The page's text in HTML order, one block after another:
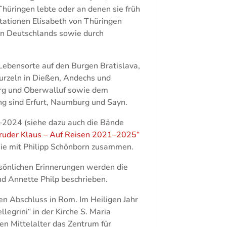
lebte oder an denen sie früh
Elisabeth von Thüringen
Deutschlands sowie durch
auf den Burgen Bratislava,
in Dießen, Andechs und
und Oberwalluf sowie dem
sind Erfurt, Naumburg und Sayn.
(siehe dazu auch die Bände
Klaus – Auf Reisen 2021–2025“
mit Philipp Schönborn zusammen.
Erinnerungen werden die
Annette Philp beschrieben.
Abschluss in Rom. Im Heiligen Jahr
in der Kirche S. Maria
Mittelalter das Zentrum für